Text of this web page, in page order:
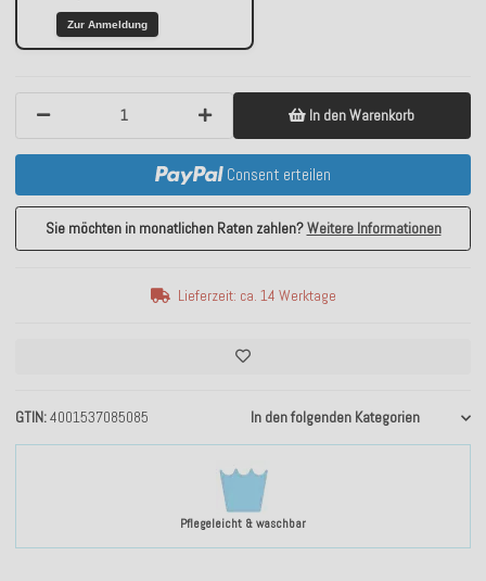
Pflegeleicht & waschbar
GTIN 4001537085085 In den folgenden Kategorien
Zur Anmeldung
In den Warenkorb
Consent erteilen
Sie möchten in monatlichen Raten zahlen?Weitere Informationen
Lieferzeit: ca. 14 Werktage